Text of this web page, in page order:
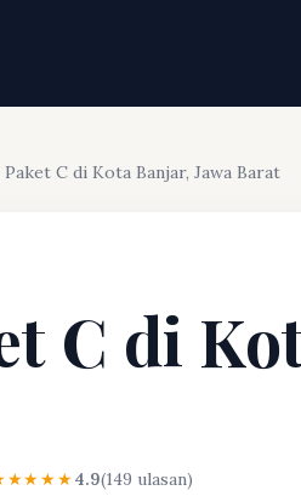
C di Kota Banjar, Jawa Barat
C di
4.9(149 ulasan)